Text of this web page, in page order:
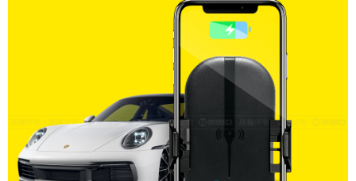
每筆NT$60，滿NT$699(含以上)免運費